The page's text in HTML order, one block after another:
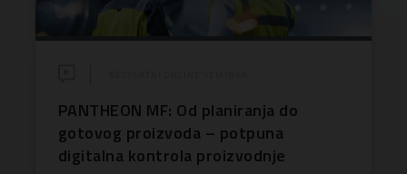
PANTHEON MF: Od planiranja do
gotovog proizvoda – potpuna
digitalna kontrola proizvodnje